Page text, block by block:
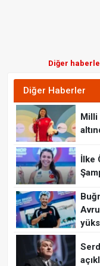
Diğer
Diğer Haberler
Milli
İlke